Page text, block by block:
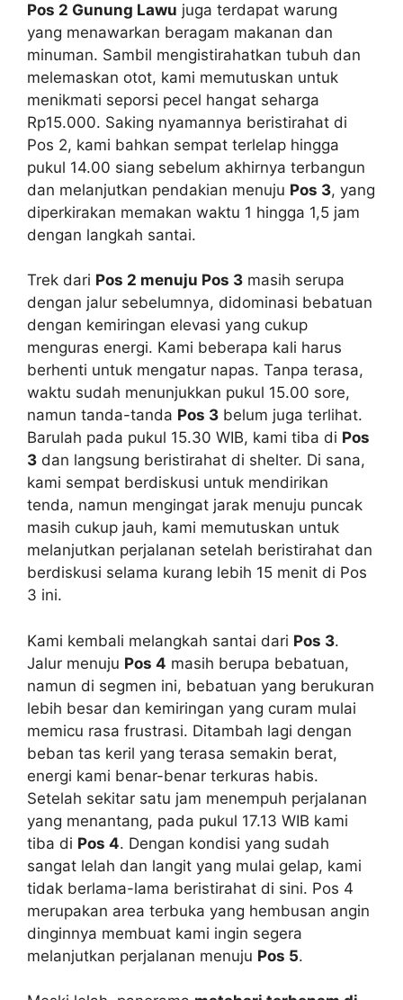
Pos 2 Gunung Lawu juga terdapat warung
yang menawarkan beragam makanan dan
minuman. Sambil mengistirahatkan tubuh dan
melemaskan otot, kami memutuskan untuk
menikmati seporsi pecel hangat seharga
Rp15.000. Saking nyamannya beristirahat di
Pos 2, kami bahkan sempat terlelap hingga
pukul 14.00 siang sebelum akhirnya terbangun
dan melanjutkan pendakian menuju Pos 3, yang
diperkirakan memakan waktu 1 hingga 1,5 jam
dengan langkah santai.
Trek dari Pos 2 menuju Pos 3 masih serupa
dengan jalur sebelumnya, didominasi bebatuan
dengan kemiringan elevasi yang cukup
menguras energi. Kami beberapa kali harus
berhenti untuk mengatur napas. Tanpa terasa,
waktu sudah menunjukkan pukul 15.00 sore,
namun tanda-tanda Pos 3 belum juga terlihat.
Barulah pada pukul 15.30 WIB, kami tiba di Pos
3 dan langsung beristirahat di shelter. Di sana,
kami sempat berdiskusi untuk mendirikan
tenda, namun mengingat jarak menuju puncak
masih cukup jauh, kami memutuskan untuk
melanjutkan perjalanan setelah beristirahat dan
berdiskusi selama kurang lebih 15 menit di Pos
3 ini.
Kami kembali melangkah santai dari Pos 3.
Jalur menuju Pos 4 masih berupa bebatuan,
namun di segmen ini, bebatuan yang berukuran
lebih besar dan kemiringan yang curam mulai
memicu rasa frustrasi. Ditambah lagi dengan
beban tas keril yang terasa semakin berat,
energi kami benar-benar terkuras habis.
Setelah sekitar satu jam menempuh perjalanan
yang menantang, pada pukul 17.13 WIB kami
tiba di Pos 4. Dengan kondisi yang sudah
sangat lelah dan langit yang mulai gelap, kami
tidak berlama-lama beristirahat di sini. Pos 4
merupakan area terbuka yang hembusan angin
dinginnya membuat kami ingin segera
melanjutkan perjalanan menuju Pos 5.